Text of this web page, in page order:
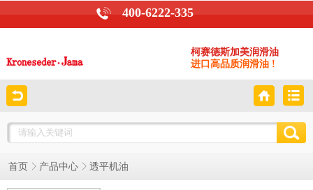
400-6222-335
柯赛德斯加美润滑油
进口高品质润滑油 !
首页 产品中心 透平机油